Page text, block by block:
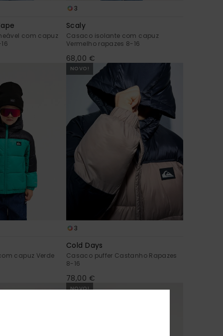
com capuz
3
Scaly
Casaco isolante com capuz
Vermelho rapazes 8-16
68,00 €
capuz Verde
NOVO!
3
Cold Days
Casaco puffer Castanho Rapazes
8-16
78,00 €
NOVO!